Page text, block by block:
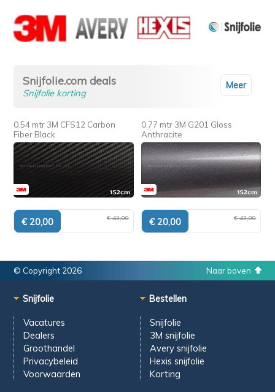
Meer
Snijfolie.com deals
Snijfolie korting
0.54 mtr 3M CFS12 Carbon
Fiber Black
€ 43,00
0.77 mtr 3M G201 Gloss
Anthracite
€ 43,00
Naar boven
© Copyright 2026
Snijfolie
Vacatures
Dealers
Groothandel
Privacybeleid
Voorwaarden
Bestellen
Snijfolie
3M snijfolie
Avery snijfolie
Hexis snijfolie
Korting